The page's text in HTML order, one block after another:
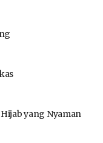
yang Nyaman